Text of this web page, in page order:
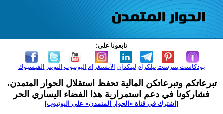
تابعونا على:
الفيسبوك التويتر اليوتيوب الانستغرام لينكدإن تيلكرامبنترست بودكاست
تبرعاتكم وتبرعاتكن المالية تحفظ استقلال الحوار المتمدن،
فشاركونا في دعم استمرارية هذا الفضاء اليساري الحر
[اشترك في قناة ‫«الحوار المتمدن» على اليوتيوب]